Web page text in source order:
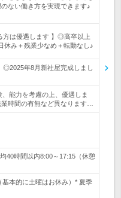
ない働き方を実現できます♪
方は優遇します 】◎高卒以上
み＋残業少なめ＋転勤なし♪
◎2025年8月新社屋完成しまし
能力を考慮の上、優遇しま
時間の有無など異なります…
40時間以内8:00～17:15（休憩
本的に土曜はお休み）* 夏季